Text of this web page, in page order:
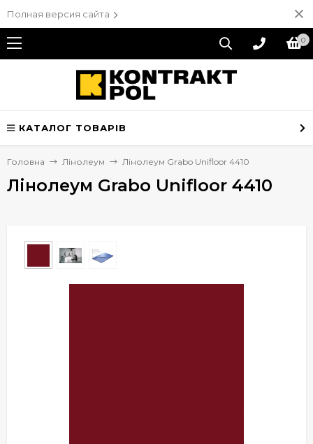
Полная версия сайта
0
КАТАЛОГ ТОВАРІВ
Головна Лінолеум Лінолеум Grabo Unifloor 4410
Лінолеум Grabo Unifloor 4410